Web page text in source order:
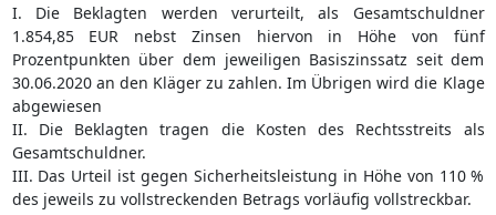
I. Die Beklagten werden verurteilt, als Gesamtschuldner
1.854,85 EUR nebst Zinsen hiervon in Höhe von fünf
Prozentpunkten über dem jeweiligen Basiszinssatz seit dem
30.06.2020 an den Kläger zu zahlen. Im Übrigen wird die Klage
abgewiesen
II. Die Beklagten tragen die Kosten des Rechtsstreits als
Gesamtschuldner.
III. Das Urteil ist gegen Sicherheitsleistung in Höhe von 110 %
des jeweils zu vollstreckenden Betrags vorläufig vollstreckbar.